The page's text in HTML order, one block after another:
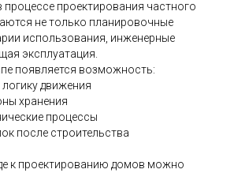
проектирования частного
не только планировочные
использования, инженерные
эксплуатация.
появляется возможность:
движения
хранения
процессы
после строительства
к проектированию домов можно